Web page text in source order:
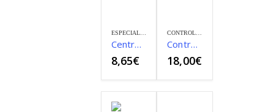
ESPECIALIDADES PARA VS
Centros Hospitalarios
8,65€
CONTROLADOR DE ACCESOS
Controlador de Accesos – Comunidad de Madrid
18,00€